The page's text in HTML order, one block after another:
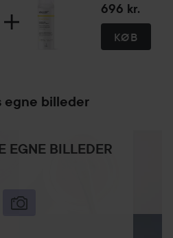
696 kr.
KØB
egne billeder
EGNE BILLEDER